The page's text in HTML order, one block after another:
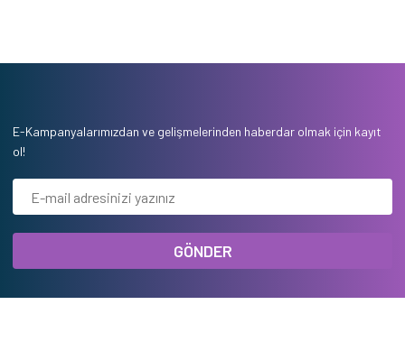
E-Kampanyalarımızdan ve gelişmelerinden haberdar olmak için kayıt
ol!
GÖNDER